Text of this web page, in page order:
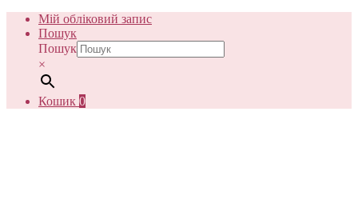
Мій обліковий запис
Пошук
Пошук
×
Кошик 0